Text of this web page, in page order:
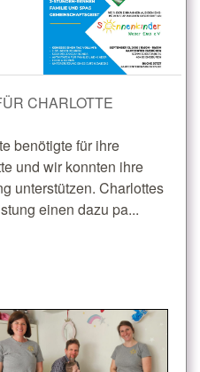
CHARLOTTE
benötigte für ihre
und wir konnten ihre
unterstützen. Charlottes
einen dazu pa...